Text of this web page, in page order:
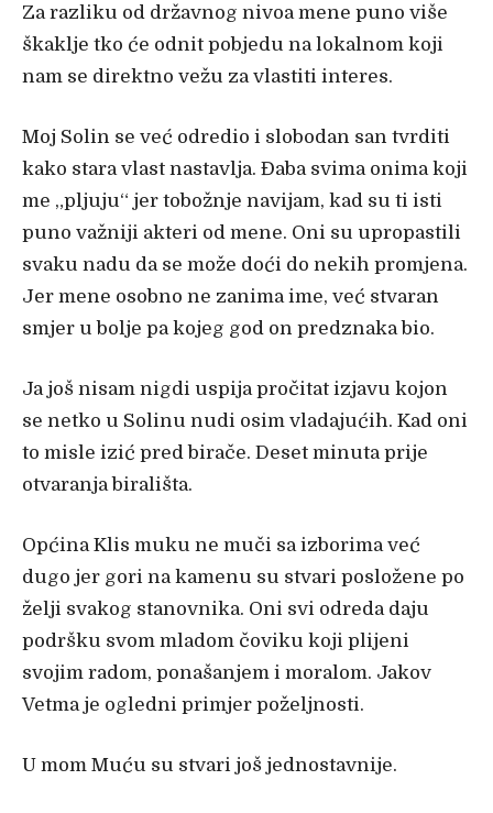
Za razliku od državnog nivoa mene puno više
škaklje tko će odnit pobjedu na lokalnom koji
nam se direktno vežu za vlastiti interes.
Moj Solin se već odredio i slobodan san tvrditi
kako stara vlast nastavlja. Đaba svima onima koji
me „pljuju“ jer tobožnje navijam, kad su ti isti
puno važniji akteri od mene. Oni su upropastili
svaku nadu da se može doći do nekih promjena.
Jer mene osobno ne zanima ime, već stvaran
smjer u bolje pa kojeg god on predznaka bio.
Ja još nisam nigdi uspija pročitat izjavu kojon
se netko u Solinu nudi osim vladajućih. Kad oni
to misle izić pred birače. Deset minuta prije
otvaranja birališta.
Općina Klis muku ne muči sa izborima već
dugo jer gori na kamenu su stvari posložene po
želji svakog stanovnika. Oni svi odreda daju
podršku svom mladom čoviku koji plijeni
svojim radom, ponašanjem i moralom. Jakov
Vetma je ogledni primjer poželjnosti.
U mom Muću su stvari još jednostavnije.